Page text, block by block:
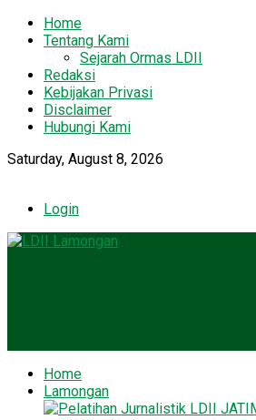
Home
Tentang Kami
Sejarah Ormas LDII
Redaksi
Kebijakan Privasi
Disclaimer
Hubungi Kami
Saturday, August 8, 2026
Login
Home
Lamongan